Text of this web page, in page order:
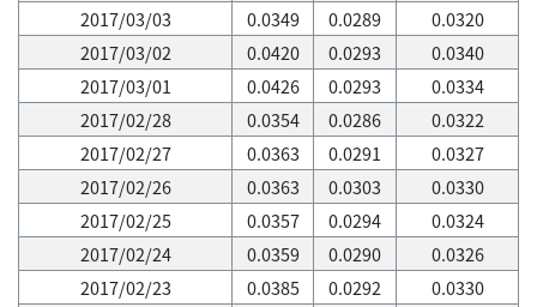
2017/03/03
0.0349 0.0289
0.0320
2017/03/02
0.0420 0.0293
0.0340
2017/03/01
0.0426 0.0293
0.0334
2017/02/28
0.0354 0.0286
0.0322
2017/02/27
0.0363 0.0291
0.0327
2017/02/26
0.0363 0.0303
0.0330
2017/02/25
0.0357 0.0294
0.0324
2017/02/24
0.0359 0.0290
0.0326
2017/02/23
0.0385 0.0292
0.0330